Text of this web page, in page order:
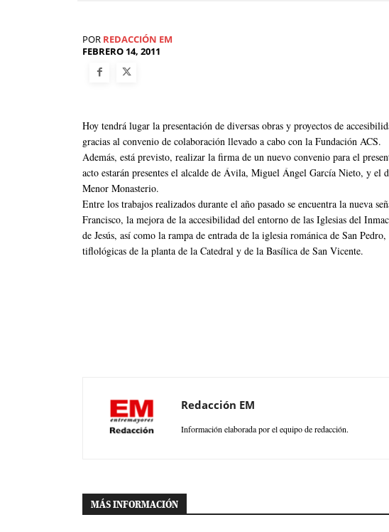
POR REDACCIÓN EM
FEBRERO 14, 2011
Hoy tendrá lugar la presentación de diversas obras y proyectos de
gracias al convenio de colaboración llevado a cabo con la Fundación ACS.
Además, está previsto, realizar la firma de un nuevo convenio para el
acto estarán presentes el alcalde de Ávila, Miguel Ángel García Nieto, y el
Menor Monasterio.
Entre los trabajos realizados durante el año pasado se encuentra la nueva
Francisco, la mejora de la accesibilidad del entorno de las Iglesias del
de Jesús, así como la rampa de entrada de la iglesia románica de San
tiflológicas de la planta de la Catedral y de la Basílica de San Vicente.
Redacción EM
Información elaborada por el equipo de redacción.
MÁS INFORMACIÓN